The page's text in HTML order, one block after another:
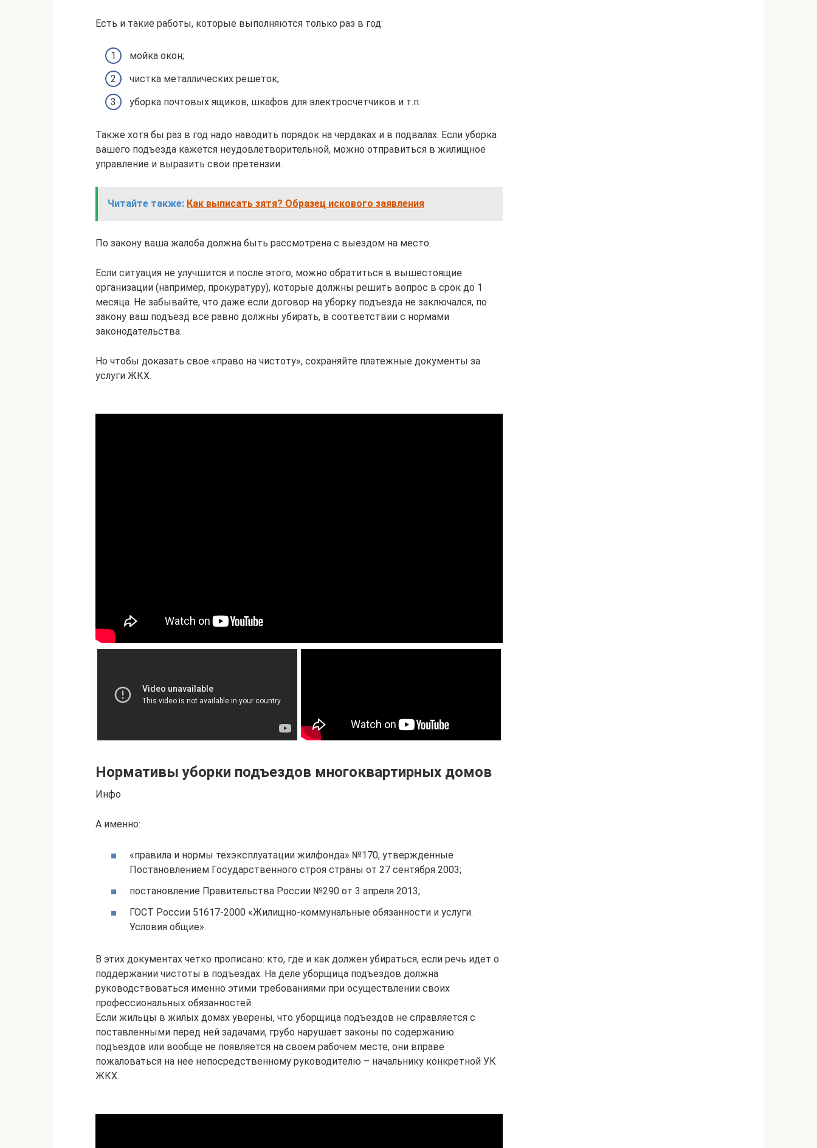
Есть и такие работы, которые выполняются только раз в год:
мойка окон;
чистка металлических решеток;
уборка почтовых ящиков, шкафов для электросчетчиков и т.п.
Также хотя бы раз в год надо наводить порядок на чердаках и в подвалах. Если уборка
вашего подъезда кажется неудовлетворительной, можно отправиться в жилищное
управление и выразить свои претензии.
Читайте также: Как выписать зятя? Образец искового заявления
По закону ваша жалоба должна быть рассмотрена с выездом на место.
Если ситуация не улучшится и после этого, можно обратиться в вышестоящие
организации (например, прокуратуру), которые должны решить вопрос в срок до 1
месяца. Не забывайте, что даже если договор на уборку подъезда не заключался, по
закону ваш подъезд все равно должны убирать, в соответствии с нормами
законодательства.
Но чтобы доказать свое «право на чистоту», сохраняйте платежные документы за
услуги ЖКХ.
Нормативы уборки подъездов многоквартирных домов
Инфо
А именно:
«правила и нормы техэксплуатации жилфонда» №170, утвержденные
Постановлением Государственного строя страны от 27 сентября 2003;
постановление Правительства России №290 от 3 апреля 2013;
ГОСТ России 51617-2000 «Жилищно-коммунальные обязанности и услуги.
Условия общие».
В этих документах четко прописано: кто, где и как должен убираться, если речь идет о
поддержании чистоты в подъездах. На деле уборщица подъездов должна
руководствоваться именно этими требованиями при осуществлении своих
профессиональных обязанностей.
Если жильцы в жилых домах уверены, что уборщица подъездов не справляется с
поставленными перед ней задачами, грубо нарушает законы по содержанию
подъездов или вообще не появляется на своем рабочем месте, они вправе
пожаловаться на нее непосредственному руководителю – начальнику конкретной УК
ЖКХ.